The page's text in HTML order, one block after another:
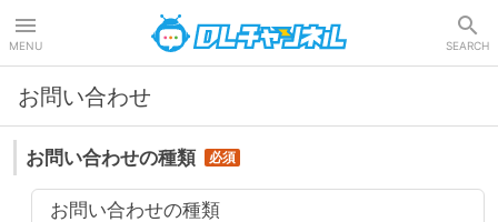
MENU SEARCH
お問い合わせ
お問い合わせの種類
お問い合わせの種類